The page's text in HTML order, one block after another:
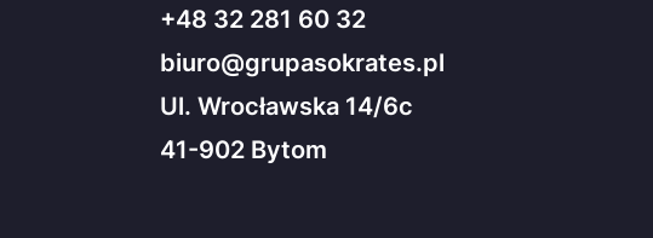
+48 32 281 60 32
biuro@grupasokrates.pl
Ul. Wrocławska 14/6c
41-902 Bytom